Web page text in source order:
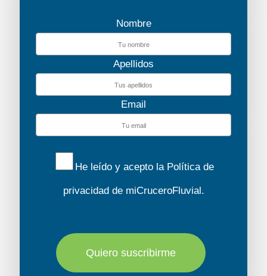
Nombre
Apellidos
Email
He leído y acepto la Política de
privacidadde miCruceroFluvial.
Quiero suscribirme